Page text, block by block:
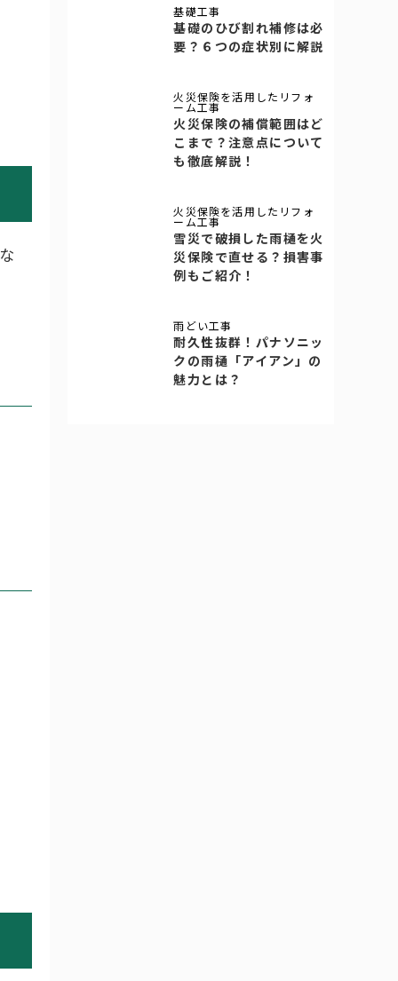
基礎工事
基礎のひび割れ補修は必
要？６つの症状別に解説
火災保険を活用したリフォ
ーム工事
火災保険の補償範囲はど
こまで？注意点について
も徹底解説！
火災保険を活用したリフォ
ーム工事
雪災で破損した雨樋を火
災保険で直せる？損害事
例もご紹介！
雨どい工事
耐久性抜群！パナソニッ
クの雨樋「アイアン」の
魅力とは？